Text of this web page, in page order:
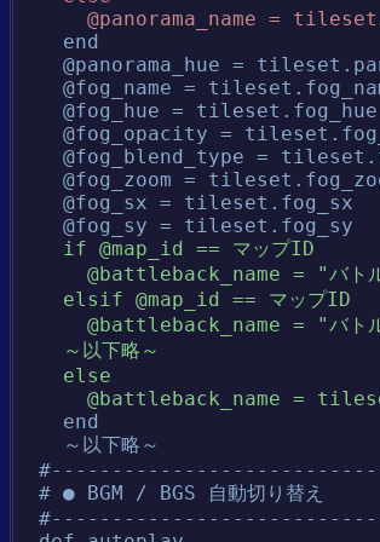
@panorama_name =
    end
@panorama_hue =
@fog_name =
    @fog_hue = tileset.fog_hue
@fog_opacity =
@fog_blend_type =
@fog_zoom =
    @fog_sx = tileset.fog_sx
    @fog_sy = tileset.fog_sy
if @map_id == マップID
@battleback_name = "バトル
    elsif @map_id == マップID
@battleback_name = "バトル
    ～以下略～
    else
@battleback_name =
    end
    ～以下略～
  # ● BGM / BGS 自動切り替え